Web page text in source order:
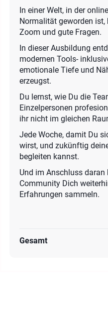
In einer Welt, in der
Normalität geworden
Zoom und gute Fragen.
In dieser Ausbildung
modernen Tools-
emotionale Tiefe und
erzeugst.
Du lernst, wie Du die
Einzelpersonen
ihr nicht im gleichen
Jede Woche, damit Du
wirst, und zukünftig
begleiten kannst.
Und im Anschluss
Community Dich
Erfahrungen sammeln.
Gesamt